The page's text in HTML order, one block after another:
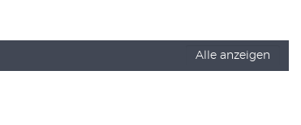
Alle anzeigen